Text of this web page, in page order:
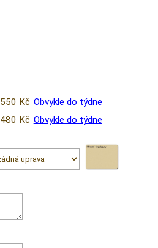
550 Kč Obvykle do týdne
480 Kč Obvykle do týdne